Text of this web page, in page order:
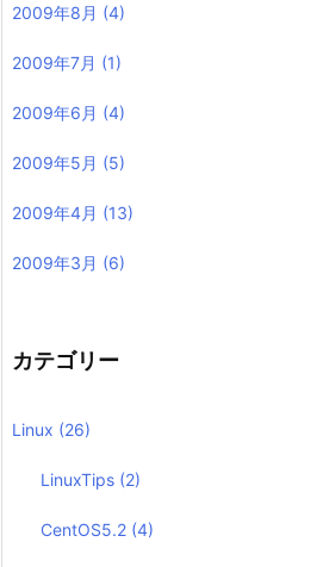
2009年8月 (4)
2009年7月 (1)
2009年6月 (4)
2009年5月 (5)
2009年4月 (13)
2009年3月 (6)
カテゴリー
Linux (26)
LinuxTips (2)
CentOS5.2 (4)